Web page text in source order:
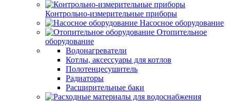
Контрольно-измерительные приборы
Насосное оборудование
Отопительное
оборудование
Водонагреватели
Котлы, аксессуары для котлов
Полотенцесушитель
Радиаторы
Расширительные баки